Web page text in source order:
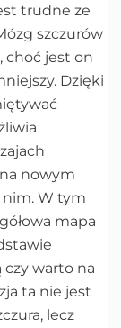
trudne ze
szczurów
choć jest on
Dzięki
nowym
nim. W tym
mapa
warto na
ta nie jest
lecz